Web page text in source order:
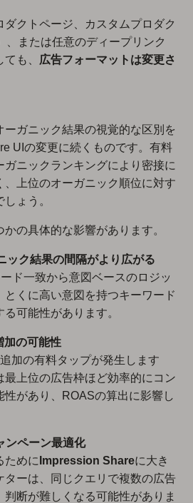
ダクトページ、カスタムプロダク
、または任意のディープリンク
も、 広告フォーマットは変更さ
ーガニック結果の視覚的な区別を
UIの変更に続くものです。有料
ガニックランキングにより密接に
、上位のオーガニック順位に対す
ょう。
の具体的な影響があります。
ック結果の間隔がより広がる
ド一致から意図ベースのロジッ
とくに高い意図を持つキーワード
可能性があります。
加の可能性
加の有料タップが発生します
最上位の広告枠ほど効率的にコン
性があり、ROASの算出に影響し
ンペーン最適化
ために Impression Shareに大き
ターは、同じクエリで複数の広告
断が難しくなる可能性がありま